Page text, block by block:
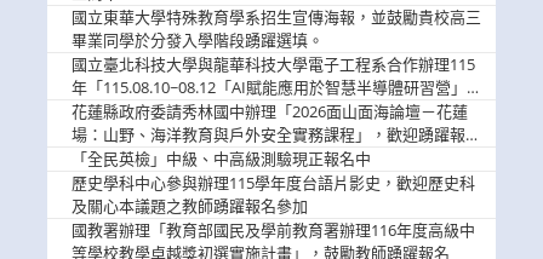
國立東華大學特殊教育學系招生宣傳海報，並鼓勵貴校高三
畢業同學於分發入學階段踴躍選填。
國立臺北科技大學與龍華科技大學電子工程系合作辦理115
年「115.08.10~08.12「AI賦能應用於智慧半導體研習營」，
歡迎學生踴躍報名參加
花蓮縣政府委請秀林國中辦理「2026面山面海論壇－花蓮
場：山野、海洋教育與戶外安全實務課程」，歡迎踴躍報名
參加
「全民英檢」中級、中高級測驗現正報名中
歷史學科中心參與辦理115學年度台語片影史，歡迎歷史科
及關心本議題之教師踴躍報名參加
國教署辦理「教育部國民及學前教育署辦理116年度高級中
等學校教學卓越獎初選實施計畫」，鼓勵教師踴躍報名